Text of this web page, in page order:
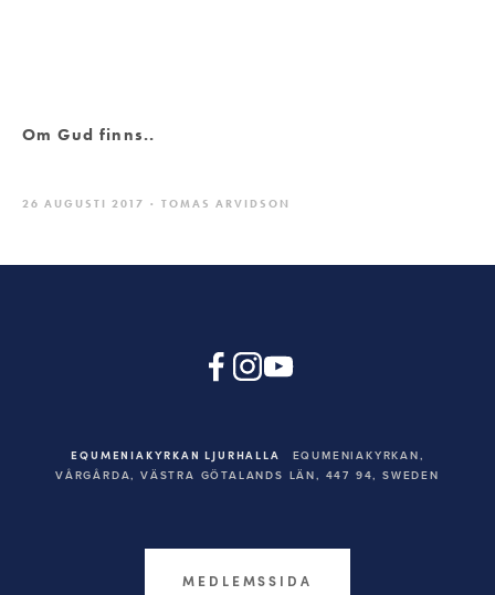
Om Gud finns..
TOMAS ARVIDSON
26 AUGUSTI 2017
EQUMENIAKYRKAN LJURHALLA
EQUMENIAKYRKAN,
VÅRGÅRDA, VÄSTRA GÖTALANDS LÄN, 447 94, SWEDEN
MEDLEMSSIDA